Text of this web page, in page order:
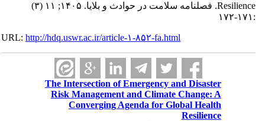
Resilience. فصلنامه سلامت در حوادث و بلایا. ۱۴۰۵; ۱۱ (۳)
URL:http://hdq.uswr.ac.ir/article-۱-۸۵۲-fa.html
The Intersection of Emergency and Disaster
Risk Management and Climate Change: A
Converging Agenda for Global Health
Resilience